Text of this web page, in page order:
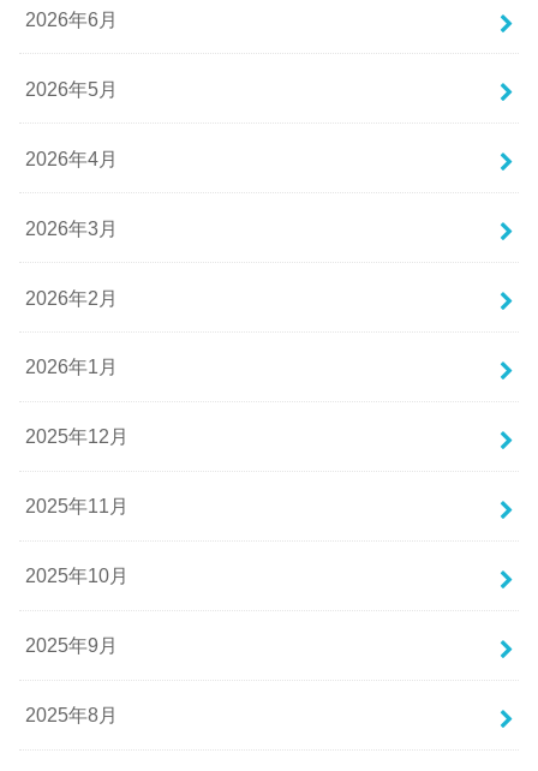
2026年6月
2026年5月
2026年4月
2026年3月
2026年2月
2026年1月
2025年12月
2025年11月
2025年10月
2025年9月
2025年8月